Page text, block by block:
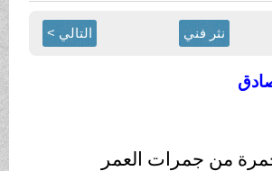
نثر فني التالي >
من جمرات العمر